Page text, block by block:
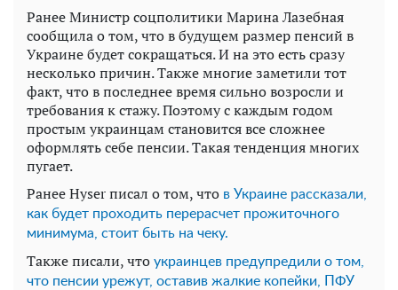
Ранее Министр соцполитики Марина Лазебная
сообщила о том, что в будущем размер пенсий в
Украине будет сокращаться. И на это есть сразу
несколько причин. Также многие заметили тот
факт, что в последнее время сильно возросли и
требования к стажу. Поэтому с каждым годом
простым украинцам становится все сложнее
оформлять себе пенсии. Такая тенденция многих
пугает.
Ранее Hyser писал о том, что в Украине рассказали,
как будет проходить перерасчет прожиточного
минимума, стоит быть на чеку.
Также писали, что украинцев предупредили о том,
что пенсии урежут, оставив жалкие копейки, ПФУ